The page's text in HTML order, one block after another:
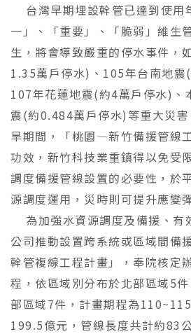
台灣早期埋設幹管已達到使用
一」、「重要」、「脆弱」維生
生，將會導致嚴重的停水事件，
1.35萬戶停水)、105年台南地震
107年花蓮地震(約4萬戶停水)
震(約0.484萬戶停水)等重大災
旱期間，「桃園—新竹備援管線
功效，新竹科技業重鎮得以免受
調度備援管線設置的必要性，於
源調度運用，災時則可提升應變
為加強水資源調度及備援、有
公司推動設置跨系統或區域間備
幹管複線工程計畫」，奉院核定
程，依區域別分布於北部區域5
部區域7件，計畫期程為
199.5億元，管線長度共計約83